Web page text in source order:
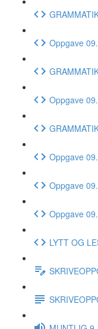
Oppgave
Oppgave
Oppgave
Oppgave
Oppgave
LYTT OG